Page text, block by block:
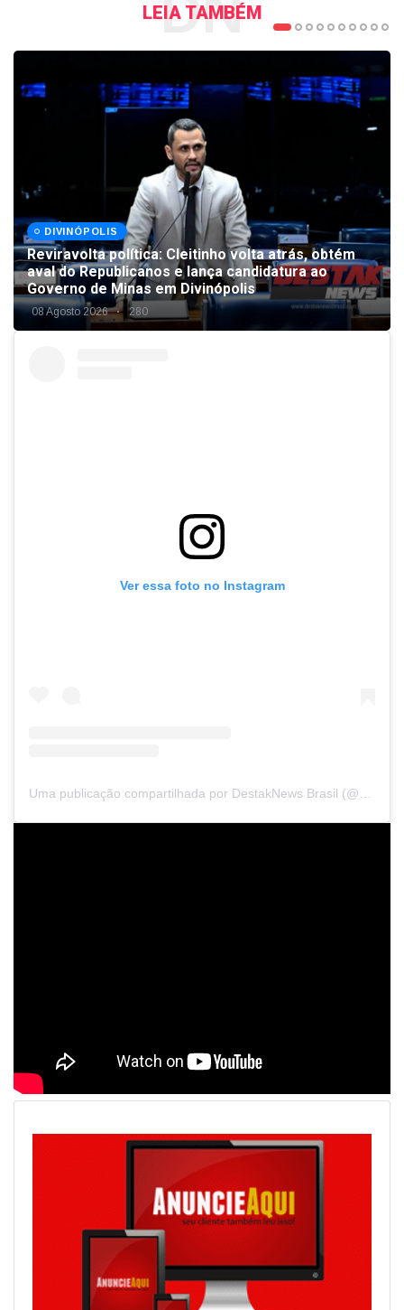
LEIA TAMBÉM
DIVINÓPOLIS
Reviravolta política: Cleitinho volta atrás, obtém
aval do Republicanos e lança candidatura ao
Governo de Minas em Divinópolis
08 Agosto 2026 280
Ver essa foto no Instagram
Uma publicação compartilhada por DestakNews Brasil (@destaknewsbrasiloficial)